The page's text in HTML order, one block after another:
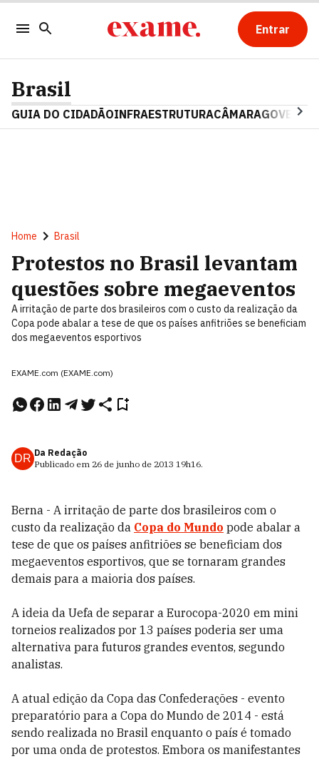
Entrar
Brasil
GUIA DO CIDADÃOINFRAESTRUTURACÂMARAGOVERNO
Home Brasil
Protestos no Brasil levantam
questões sobre megaeventos
A irritação de parte dos brasileiros com o custo da realização da
Copa pode abalar a tese de que os países anfitriões se beneficiam
dos megaeventos esportivos
EXAME.com (EXAME.com)
DR Da Redação
Publicado em 26 de junho de 2013 19h16.
Berna - A irritação de parte dos brasileiros com o
custo da realização da Copa do Mundo pode abalar a
tese de que os países anfitriões se beneficiam dos
megaeventos esportivos, que se tornaram grandes
demais para a maioria dos países.
A ideia da Uefa de separar a Eurocopa-2020 em mini
torneios realizados por 13 países poderia ser uma
alternativa para futuros grandes eventos, segundo
analistas.
A atual edição da Copa das Confederações - evento
preparatório para a Copa do Mundo de 2014 - está
sendo realizada no Brasil enquanto o país é tomado
por uma onda de protestos. Embora os manifestantes